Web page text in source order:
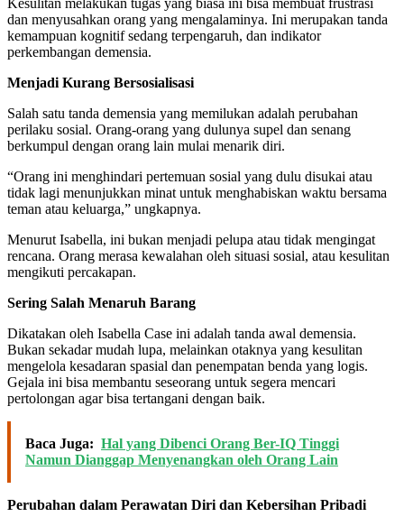
dan menyusahkan orang yang mengalaminya. Ini merupakan tanda
kemampuan kognitif sedang terpengaruh, dan indikator
perkembangan demensia.
Menjadi Kurang Bersosialisasi
Salah satu tanda demensia yang memilukan adalah perubahan
perilaku sosial. Orang-orang yang dulunya supel dan senang
berkumpul dengan orang lain mulai menarik diri.
“Orang ini menghindari pertemuan sosial yang dulu disukai atau
tidak lagi menunjukkan minat untuk menghabiskan waktu bersama
teman atau keluarga,” ungkapnya.
Menurut Isabella, ini bukan menjadi pelupa atau tidak mengingat
rencana. Orang merasa kewalahan oleh situasi sosial, atau kesulitan
mengikuti percakapan.
Sering Salah Menaruh Barang
Dikatakan oleh Isabella Case ini adalah tanda awal demensia.
Bukan sekadar mudah lupa, melainkan otaknya yang kesulitan
mengelola kesadaran spasial dan penempatan benda yang logis.
Gejala ini bisa membantu seseorang untuk segera mencari
pertolongan agar bisa tertangani dengan baik.
Baca Juga: Hal yang Dibenci Orang Ber-IQ Tinggi
Namun Dianggap Menyenangkan oleh Orang Lain
Perubahan dalam Perawatan Diri dan Kebersihan Pribadi